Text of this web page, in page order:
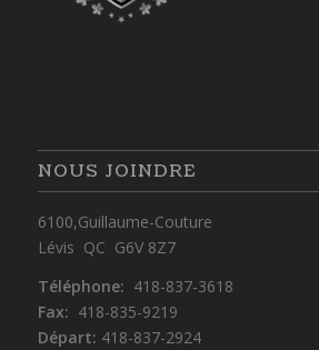
NOUS JOINDRE
6100,Guillaume-Couture
Lévis QC G6V 8Z7
Téléphone: 418-837-3618
Fax: 418-835-9219
Départ: 418-837-2924